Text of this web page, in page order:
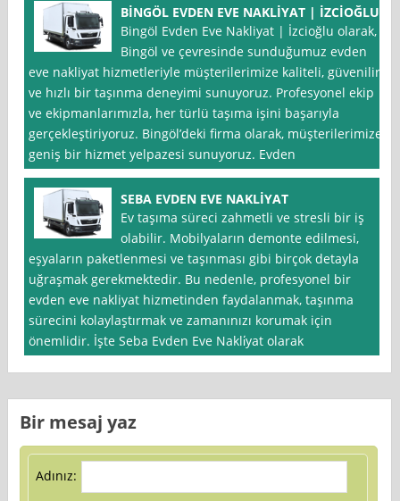
BİNGÖL EVDEN EVE NAKLİYAT | İZCİOĞLU
Bingöl Evden Eve Nakliyat | İzcioğlu olarak,
Bingöl ve çevresinde sunduğumuz evden
eve nakliyat hizmetleriyle müşterilerimize kaliteli, güvenilir
ve hızlı bir taşınma deneyimi sunuyoruz. Profesyonel ekip
ve ekipmanlarımızla, her türlü taşıma işini başarıyla
gerçekleştiriyoruz. Bingöl’deki firma olarak, müşterilerimize
geniş bir hizmet yelpazesi sunuyoruz. Evden
SEBA EVDEN EVE NAKLİYAT
Ev taşıma süreci zahmetli ve stresli bir iş
olabilir. Mobilyaların demonte edilmesi,
eşyaların paketlenmesi ve taşınması gibi birçok detayla
uğraşmak gerekmektedir. Bu nedenle, profesyonel bir
evden eve nakliyat hizmetinden faydalanmak, taşınma
sürecini kolaylaştırmak ve zamanınızı korumak için
önemlidir. İşte Seba Evden Eve Nakli̇yat olarak
Bir mesaj yaz
Adınız: